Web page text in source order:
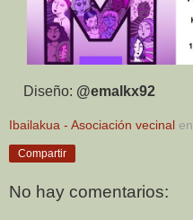
Diseño: @emalkx92
Ibailakua - Asociación vecinal en
Compartir
No hay comentarios: